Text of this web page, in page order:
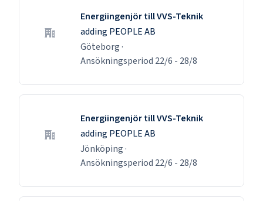
Energiingenjör till VVS-Teknik
adding PEOPLE AB
Göteborg ·
Ansökningsperiod 22/6 - 28/8
Energiingenjör till VVS-Teknik
adding PEOPLE AB
Jönköping ·
Ansökningsperiod 22/6 - 28/8